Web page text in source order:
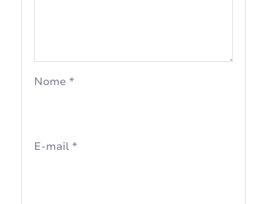
Nome *
E-mail *